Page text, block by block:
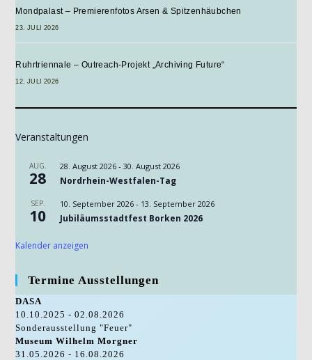
Mondpalast – Premierenfotos Arsen & Spitzenhäubchen
23. JULI 2026
Ruhrtriennale – Outreach-Projekt „Archiving Future“
12. JULI 2026
Veranstaltungen
AUG.
28
28. August 2026 -30. August 2026
Nordrhein-Westfalen-Tag
SEP.
10
10. September 2026 - 13. September 2026
Jubiläumsstadtfest Borken 2026
Kalender anzeigen
Termine Ausstellungen
DASA
10.10.2025 - 02.08.2026
Sonderausstellung "Feuer"
Museum Wilhelm Morgner
31.05.2026 - 16.08.2026